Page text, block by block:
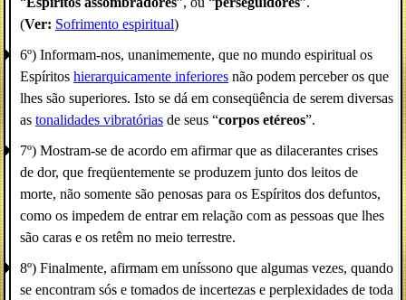
(Ver: Sofrimento espiritual)
6º) Informam-nos, unanimemente, que no mundo espiritual os
Espíritos hierarquicamente inferiores não podem perceber os que
lhes são superiores. Isto se dá em conseqüência de serem diversas
as tonalidades vibratórias de seus “corpos etéreos”.
7º) Mostram-se de acordo em afirmar que as dilacerantes crises
de dor, que freqüentemente se produzem junto dos leitos de
morte, não somente são penosas para os Espíritos dos defuntos,
como os impedem de entrar em relação com as pessoas que lhes
são caras e os retêm no meio terrestre.
8º) Finalmente, afirmam em uníssono que algumas vezes, quando
se encontram sós e tomados de incertezas e perplexidades de toda